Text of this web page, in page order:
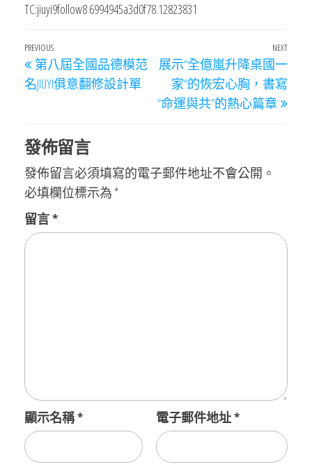
TC:jiuyi9follow8 6994945a3d0f78.12823831
文
章
導
Previous
Post
PREVIOUS
第八屆全國品德模范
名JIUYI俱意翻修設計單
Next
Post
NEXT
展示“全億嵐升降桌國一
家“的恢宏心胸，書寫
“命運與共”的熱心篇章
發佈留言
發佈留言必須填寫的電子郵件地址不會公開。
必填欄位標示為 *
留言*
顯示名稱* 電子郵件地址*